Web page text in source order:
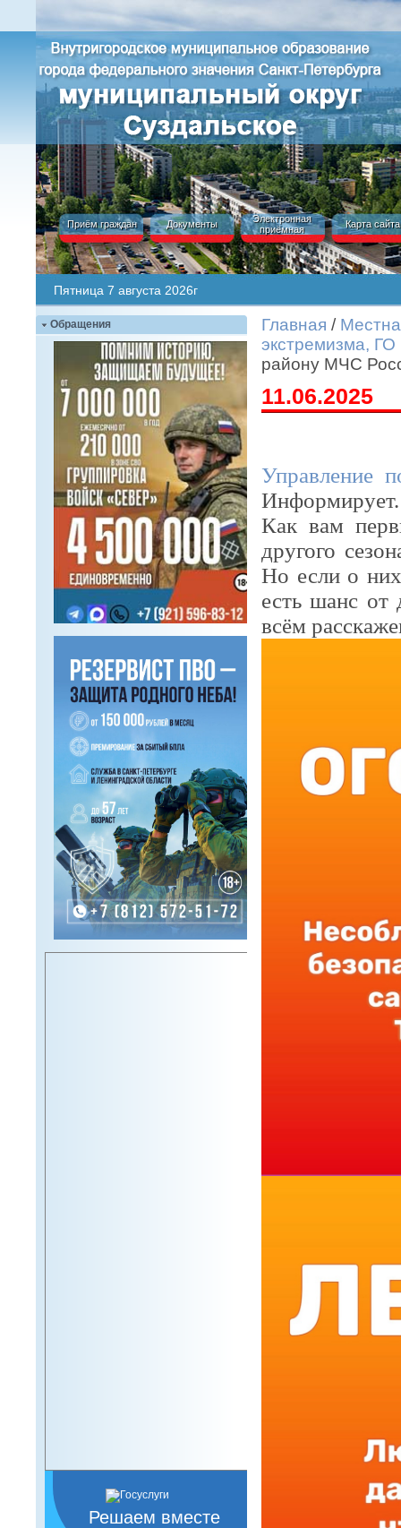
Приём граждан Документы
Электронная
приёмная
Карта сайта
Пятница 7 августа 2026г
Обращения
Решаем вместе
Главная /
экстремизма,
району МЧС
11.06.2025
Управление
Информирует.
Как вам
другого
Но если о них
есть шанс от
всём